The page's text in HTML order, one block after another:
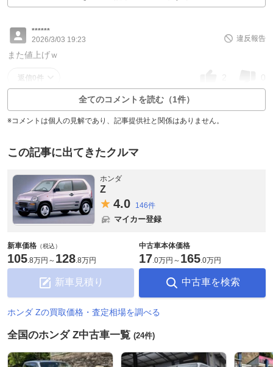
******
2026/3/03 19:23
違反報告
また値上げｗ
返信0件
全てのコメントを読む（1件）
※コメントは個人の見解であり、記事提供社と関係はありません。
この記事に出てきたクルマ
ホンダ
Z
4.0 146件
マイカー登録
新車価格 （税込）
105.8万円 ～ 128.8万円
新車見積り
中古車本体価格
17.0万円 ～ 165.0万円
中古車を検索
ホンダ Zの買取価格・査定相場を調べる
全国のホンダ Z中古車一覧 (24件)